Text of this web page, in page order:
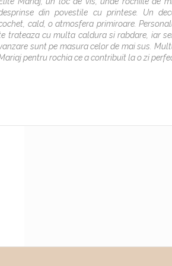
din povestile cu printese. Un
cald, o atmosfera primiroare.
trateaza cu multa caldura si rabdare, iar
sunt pe masura celor de mai sus.
pentru rochia ce a contribuit la o zi